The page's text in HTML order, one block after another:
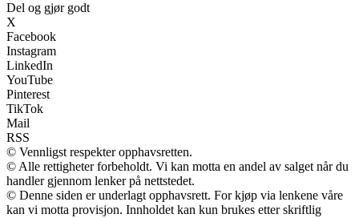
Del og gjør godt
X
Facebook
Instagram
LinkedIn
YouTube
Pinterest
TikTok
Mail
RSS
© Vennligst respekter opphavsretten.
© Alle rettigheter forbeholdt. Vi kan motta en andel av salget når du
handler gjennom lenker på nettstedet.
© Denne siden er underlagt opphavsrett. For kjøp via lenkene våre
kan vi motta provisjon. Innholdet kan kun brukes etter skriftlig